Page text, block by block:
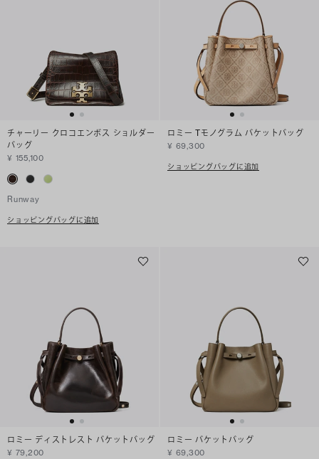
チャーリー クロコエンボス ショルダー
バッグ
¥ 155,100
Runway
ショッピングバッグに追加
ロミー Tモノグラム バケットバッグ
¥ 69,300
ショッピングバッグに追加
ロミー ディストレスト バケットバッグ
¥ 79,200
ロミー バケットバッグ
¥ 69,300